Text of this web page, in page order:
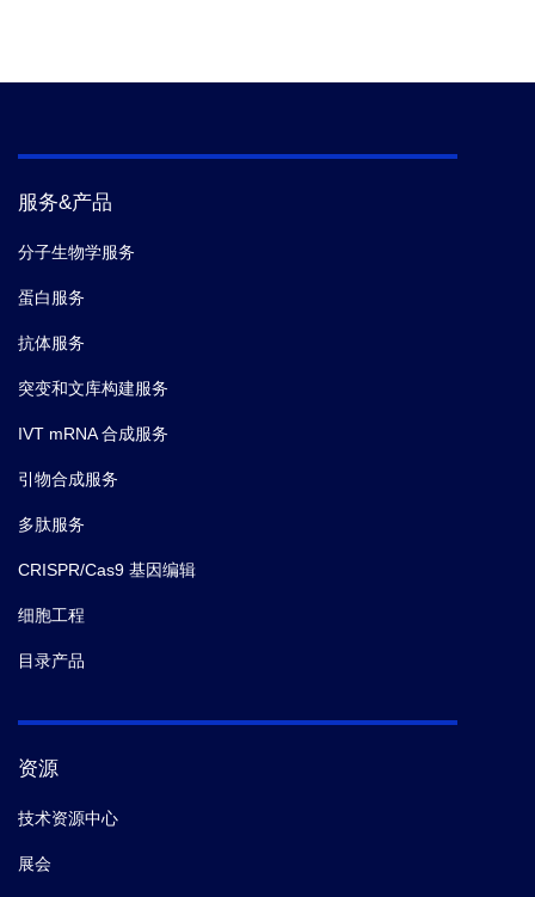
服务&产品
分子生物学服务
蛋白服务
抗体服务
突变和文库构建服务
IVT mRNA 合成服务
引物合成服务
多肽服务
CRISPR/Cas9 基因编辑
细胞工程
目录产品
资源
技术资源中心
展会